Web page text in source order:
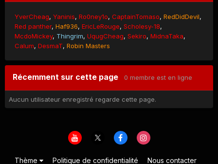
YverCheag Yaninis Ro0ney1o CaptainTomaso RedDidDevil
Red panther Haf936 EricLeRouge Scholesy-18
McdoMickey Thingrim UqugCheag Sekiro MidnaTaka
Calum DesmaT Robin Masters
Récemment sur cette page 0 membre est en ligne
Aucun utilisateur enregistré regarde cette page.
Thème Politique de confidentialité Nous contacter